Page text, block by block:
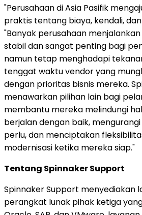
"Perusahaan di Asia Pasifik
praktis tentang biaya, kendali,
"Banyak perusahaan menjalankan
stabil dan sangat penting bagi
namun tetap menghadapi
tenggat waktu vendor yang
dengan prioritas bisnis mereka.
menawarkan pilihan lain bagi
membantu mereka melindungi
berjalan dengan baik,
perlu, dan menciptakan
modernisasi ketika mereka siap."
Tentang Spinnaker Support
Spinnaker Support menyediakan
perangkat lunak pihak ketiga